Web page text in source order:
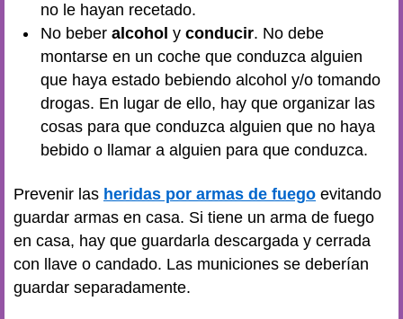
no le hayan recetado.
No beber alcohol y conducir. No debe
montarse en un coche que conduzca alguien
que haya estado bebiendo alcohol y/o tomando
drogas. En lugar de ello, hay que organizar las
cosas para que conduzca alguien que no haya
bebido o llamar a alguien para que conduzca.
Prevenir las heridas por armas de fuego evitando
guardar armas en casa. Si tiene un arma de fuego
en casa, hay que guardarla descargada y cerrada
con llave o candado. Las municiones se deberían
guardar separadamente.